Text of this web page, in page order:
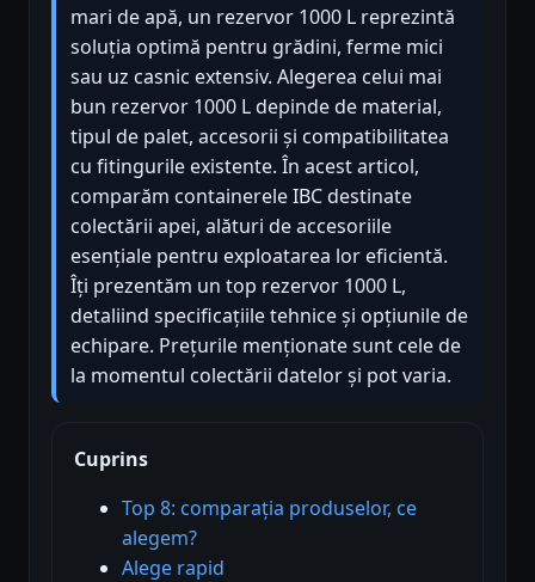
mari de apă, un rezervor 1000 L reprezintă
soluția optimă pentru grădini, ferme mici
sau uz casnic extensiv. Alegerea celui mai
bun rezervor 1000 L depinde de material,
tipul de palet, accesorii și compatibilitatea
cu fitingurile existente. În acest articol,
comparăm containerele IBC destinate
colectării apei, alături de accesoriile
esențiale pentru exploatarea lor eficientă.
Îți prezentăm un top rezervor 1000 L,
detaliind specificațiile tehnice și opțiunile de
echipare. Prețurile menționate sunt cele de
la momentul colectării datelor și pot varia.
Cuprins
Top 8: comparația produselor, ce
alegem?
Alege rapid